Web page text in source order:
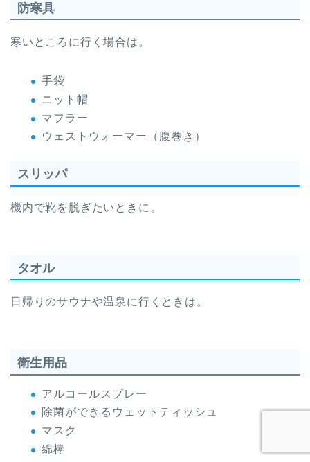
防寒具
寒いところに行く場合は。
手袋
ニット帽
マフラー
ウェストウォーマー（腹巻き）
スリッパ
機内で靴を脱ぎたいときに。
タオル
日帰りのサウナや温泉に行くときは。
衛生用品
アルコールスプレー
除菌ができるウェットティッシュ
マスク
綿棒